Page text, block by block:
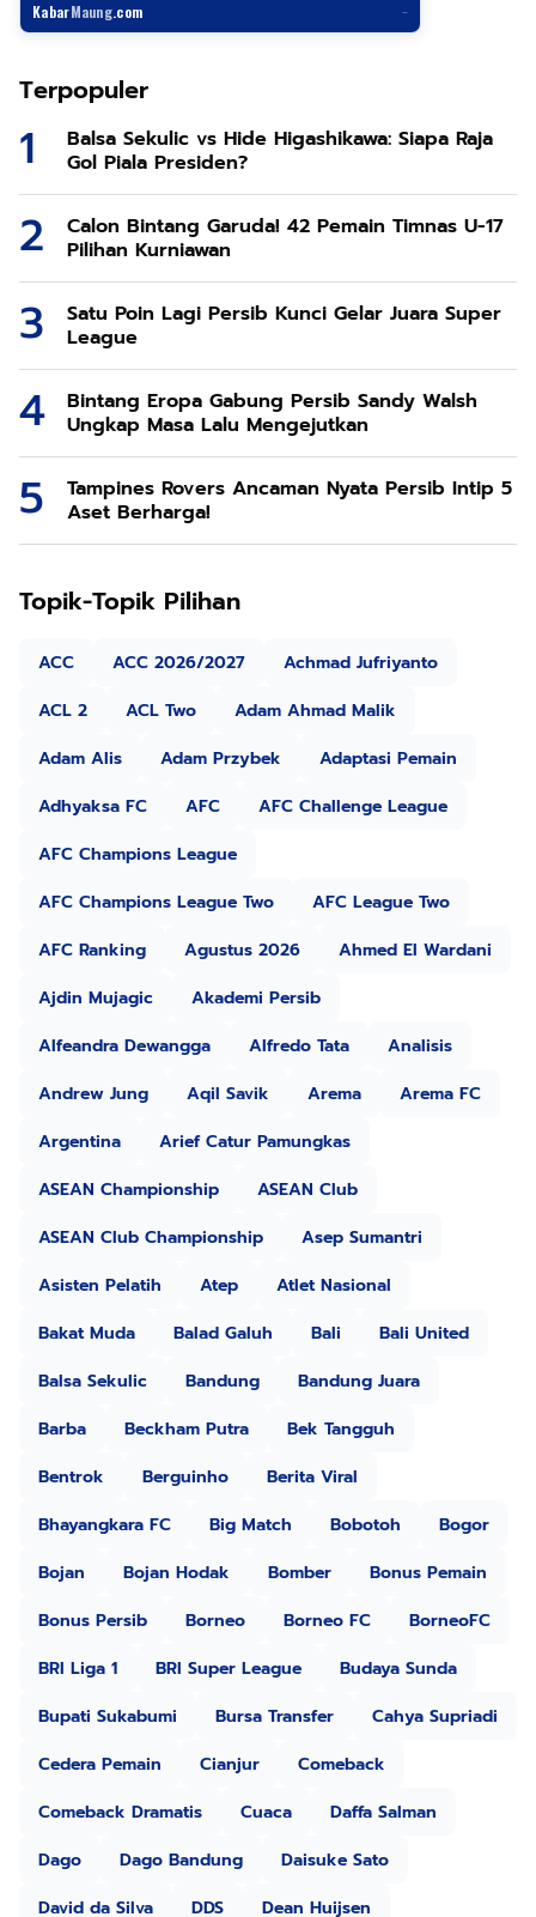
KabarMaung.com –
Terpopuler
Balsa Sekulic vs Hide Higashikawa: Siapa Raja
Gol Piala Presiden?
Calon Bintang Garuda! 42 Pemain Timnas U-17
Pilihan Kurniawan
Satu Poin Lagi Persib Kunci Gelar Juara Super
League
Bintang Eropa Gabung Persib Sandy Walsh
Ungkap Masa Lalu Mengejutkan
Tampines Rovers Ancaman Nyata Persib Intip 5
Aset Berharga!
Topik-Topik Pilihan
ACC ACC 2026/2027
Achmad Jufriyanto
ACL 2
ACL Two
Adam Ahmad Malik
Adam Alis
Adam Przybek
Adaptasi Pemain
Adhyaksa FC
AFC
AFC Challenge League
AFC Champions League
AFC Champions League Two
AFC League Two
AFC Ranking
Agustus 2026
Ahmed El Wardani
Ajdin Mujagic
Akademi Persib
Alfeandra Dewangga
Alfredo Tata
Analisis
Andrew Jung
Aqil Savik Arema
Arema FC
Argentina
Arief Catur Pamungkas
ASEAN Championship
ASEAN Club
ASEAN Club Championship
Asep Sumantri
Asisten Pelatih
Atep
Atlet Nasional
Bakat Muda
Balad Galuh Bali
Bali United
Balsa Sekulic
Bandung
Bandung Juara
Barba
Beckham Putra
Bek Tangguh
Bentrok
Berguinho
Berita Viral
Bhayangkara FC
Big Match Bobotoh
Bogor
Bojan
Bojan Hodak Bomber
Bonus Pemain
Bonus Persib
Borneo Borneo FC
BorneoFC
BRI Liga 1
BRI Super League
Budaya Sunda
Bupati Sukabumi
Bursa Transfer
Cahya Supriadi
Cedera Pemain
Cianjur
Comeback
Comeback Dramatis
Cuaca
Daffa Salman
Dago
Dago Bandung
Daisuke Sato
David da Silva
DDS Dean Huijsen